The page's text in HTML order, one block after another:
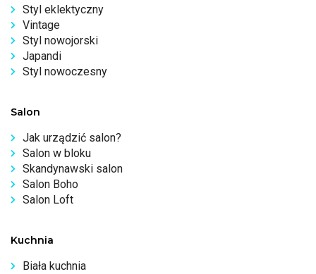
Styl eklektyczny
Vintage
Styl nowojorski
Japandi
Styl nowoczesny
Salon
Jak urządzić salon?
Salon w bloku
Skandynawski salon
Salon Boho
Salon Loft
Kuchnia
Biała kuchnia